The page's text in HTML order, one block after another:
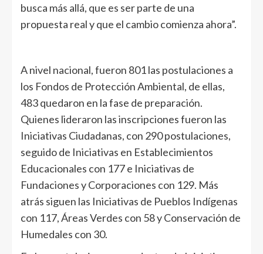
busca más allá, que es ser parte de una
propuesta real y que el cambio comienza ahora”.
A nivel nacional, fueron 801 las postulaciones a
los Fondos de Protección Ambiental, de ellas,
483 quedaron en la fase de preparación.
Quienes lideraron las inscripciones fueron las
Iniciativas Ciudadanas, con 290 postulaciones,
seguido de Iniciativas en Establecimientos
Educacionales con 177 e Iniciativas de
Fundaciones y Corporaciones con 129. Más
atrás siguen las Iniciativas de Pueblos Indígenas
con 117, Áreas Verdes con 58 y Conservación de
Humedales con 30.